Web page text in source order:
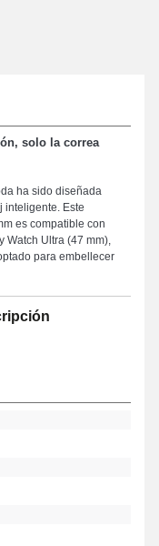
solo la correa
ha sido diseñada
inteligente. Este
es compatible con
Watch Ultra (47 mm),
para embellecer
y seguro.
y un estilo
lo convierte en la
La correa de reloj
por su
como una elección
El color púrpura
diseñado para los
sutil entre
ocasionales.
adecuada con las